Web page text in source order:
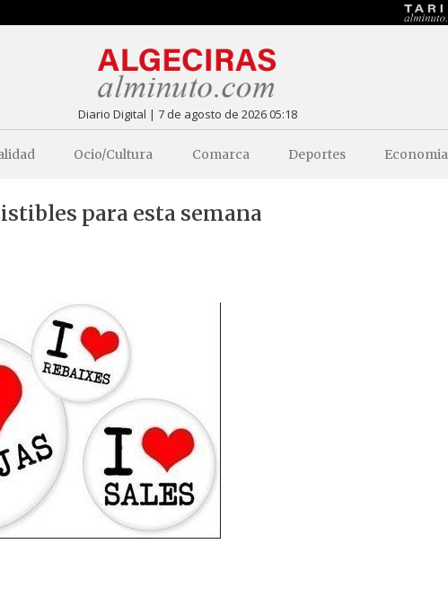
Diario Digital | 7 de agosto de 2026 05:18
Ocio/Cultura Comarca Deportes Economia
para esta semana